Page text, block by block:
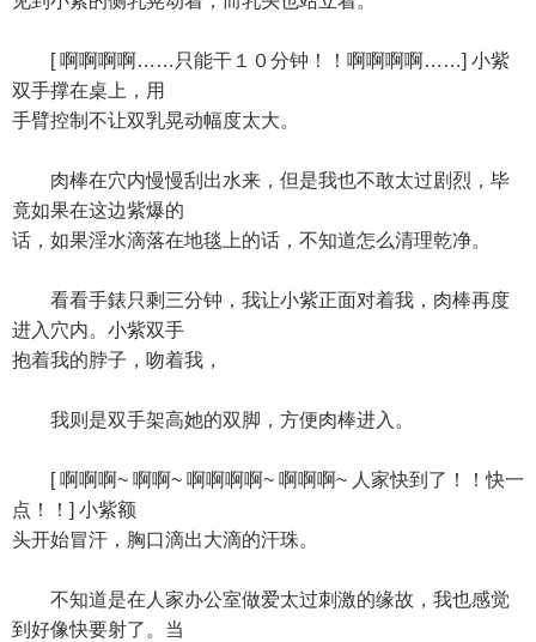
[ 啊啊啊啊……只能干１０分钟！！啊啊啊啊……] 小紫
双手撑在桌上，用
手臂控制不让双乳晃动幅度太大。
肉棒在穴内慢慢刮出水来，但是我也不敢太过剧烈，毕
竟如果在这边紫爆的
话，如果淫水滴落在地毯上的话，不知道怎么清理乾净。
看看手錶只剩三分钟，我让小紫正面对着我，肉棒再度
进入穴内。小紫双手
抱着我的脖子，吻着我，
我则是双手架高她的双脚，方便肉棒进入。
[ 啊啊啊~ 啊啊~ 啊啊啊啊~ 啊啊啊~ 人家快到了！！快一
点！！] 小紫额
头开始冒汗，胸口滴出大滴的汗珠。
不知道是在人家办公室做爱太过刺激的缘故，我也感觉
到好像快要射了。当